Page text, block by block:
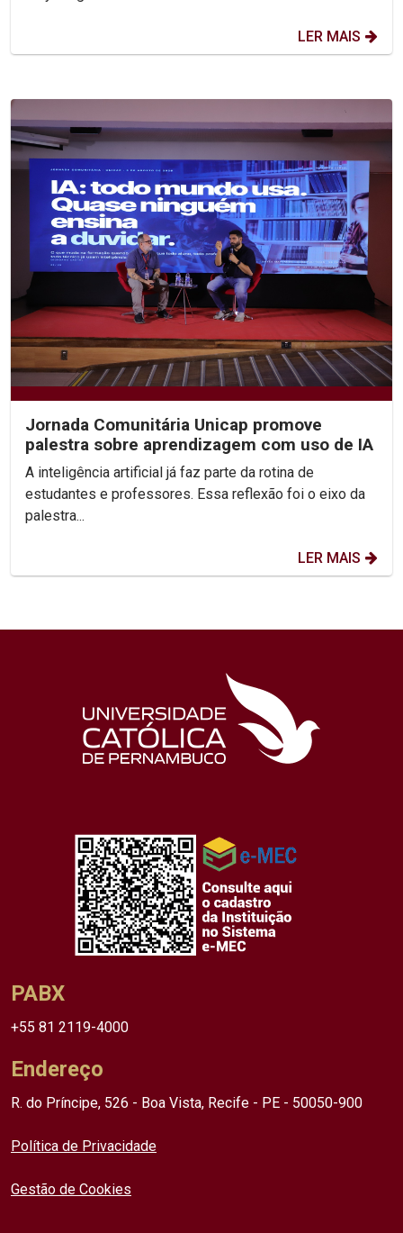
LER MAIS
Jornada Comunitária Unicap promove
palestra sobre aprendizagem com uso de IA
A inteligência artificial já faz parte da rotina de
estudantes e professores. Essa reflexão foi o eixo da
palestra...
LER MAIS
PABX
+55 81 2119-4000
Endereço
R. do Príncipe, 526 - Boa Vista, Recife - PE - 50050-900
Política de Privacidade
Gestão de Cookies